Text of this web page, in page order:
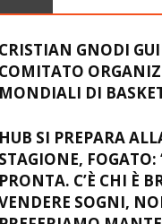
CRISTIAN GNODI
COMITATO
MONDIALI DI
HUB SI PREPARA
STAGIONE, FOGATO:
PRONTA. C’È CHI È
SOGNI,